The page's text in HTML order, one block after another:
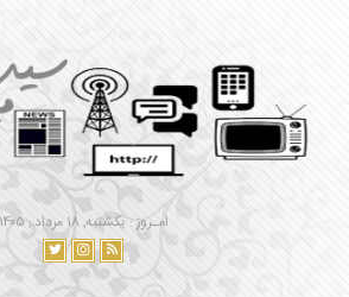
امـروز : یکشنبه, ۱۸ مرداد , ۱۴۰۵